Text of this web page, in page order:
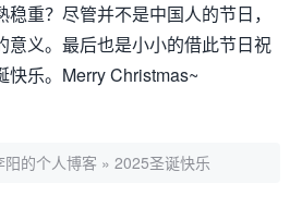
重？尽管并不是中国人的节日，
意义。最后也是小小的借此节日祝
快乐。Merry Christmas~
阳的个人博客 » 2025圣诞快乐